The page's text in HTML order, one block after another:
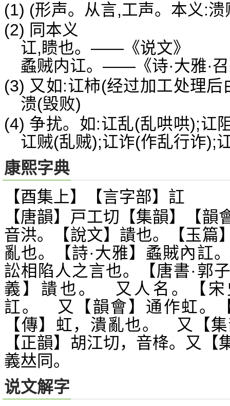
(1) (形声。从言,工声。本义:溃
(2) 同本义
讧,瞆也。——《说文》
蟊贼内讧。——《诗·大雅·
(3) 又如:讧柿(经过加工处理
溃(毁败)
(4) 争扰。如:讧乱(乱哄哄);讧
讧贼(乱贼);讧诈(作乱行诈);
康熙字典
【酉集上】【言字部】訌
【唐韻】戸工切【集韻】【韻
音洪。【說文】 䜋也。【玉篇
亂也。【詩·大雅】蟊賊內訌
訟相陷人之言也。【唐書·郭
義】 䜋 也。 又人名。【宋
訌。 又【韻會】通作虹。
【傳】虹，潰亂也。 又【
【正韻】胡江切，音栙。又
義𠀤同。
说文解字